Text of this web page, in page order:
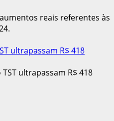
reais referentes às
ultrapassam R$ 418